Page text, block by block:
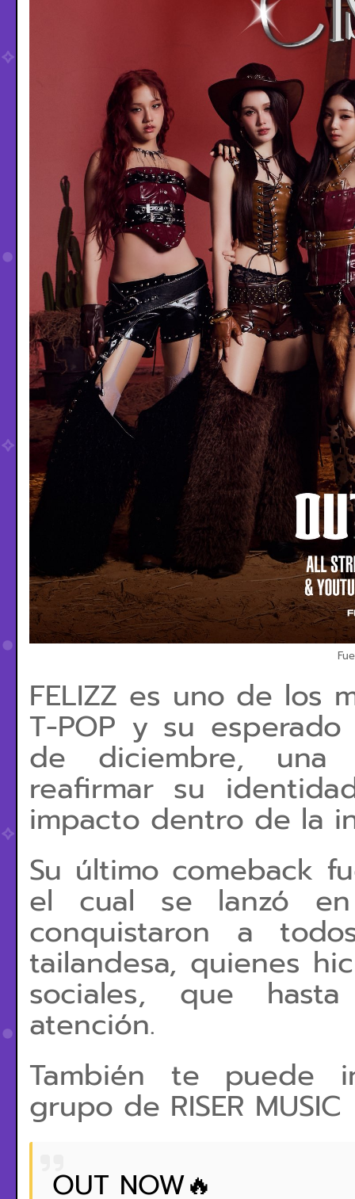
FELIZZ es uno de los
T-POP y su
de diciembre,
reafirmar su
impacto dentro de la
Su último comeback
el cual se lanzó
conquistaron a
tailandesa, quienes
sociales, que
atención.
También te puede
grupo de RISER MUSIC
OUT NOW🔥